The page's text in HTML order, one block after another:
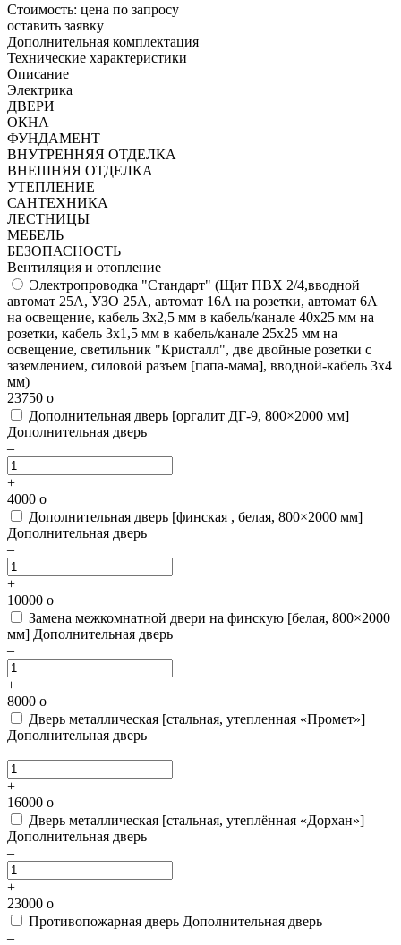
Стоимость: цена по запросу
оставить заявку
Дополнительная комплектация
Технические характеристики
Описание
Электрика
ДВЕРИ
ОКНА
ФУНДАМЕНТ
ВНУТРЕННЯЯ ОТДЕЛКА
ВНЕШНЯЯ ОТДЕЛКА
УТЕПЛЕНИЕ
САНТЕХНИКА
ЛЕСТНИЦЫ
МЕБЕЛЬ
БЕЗОПАСНОСТЬ
Вентиляция и отопление
Электропроводка "Стандарт" (Щит ПВХ 2/4,вводной
автомат 25А, УЗО 25А, автомат 16А на розетки, автомат 6А
на освещение, кабель 3х2,5 мм в кабель/канале 40х25 мм на
розетки, кабель 3х1,5 мм в кабель/канале 25х25 мм на
освещение, светильник "Кристалл", две двойные розетки с
заземлением, силовой разъем [папа-мама], вводной-кабель 3х4
мм)
23750 o
Дополнительная дверь [оргалит ДГ-9, 800×2000 мм]
Дополнительная дверь
–
+
4000 o
Дополнительная дверь [финская , белая, 800×2000 мм]
Дополнительная дверь
–
+
10000 o
Замена межкомнатной двери на финскую [белая, 800×2000
мм] Дополнительная дверь
–
+
8000 o
Дверь металлическая [стальная, утепленная «Промет»]
Дополнительная дверь
–
+
16000 o
Дверь металлическая [стальная, утеплённая «Дорхан»]
Дополнительная дверь
–
+
23000 o
Противопожарная дверь Дополнительная дверь
–